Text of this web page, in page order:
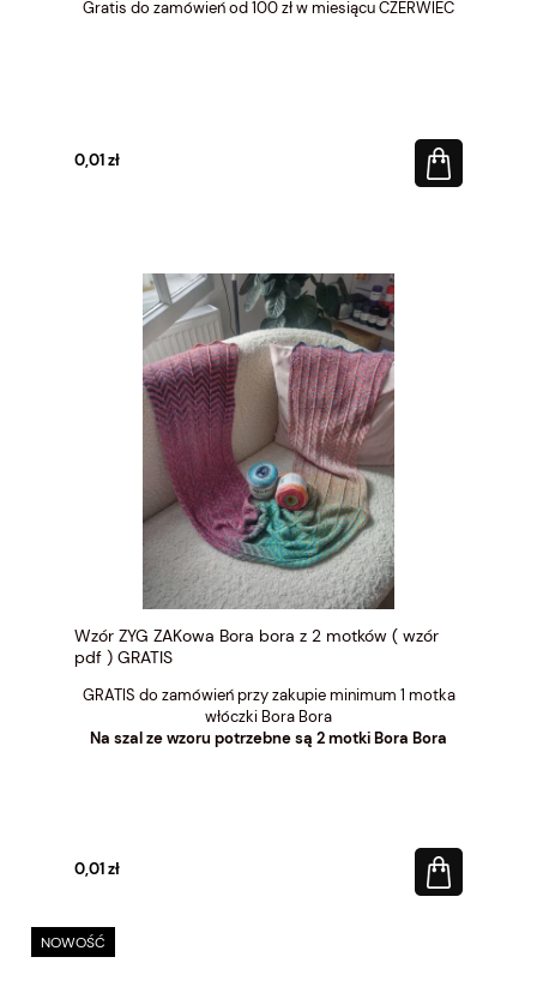
Gratis do zamówień od 100 zł w miesiącu CZERWIEC
0,01 zł
Wzór ZYG ZAKowa Bora bora z 2 motków ( wzór
pdf ) GRATIS
GRATIS do zamówień przy zakupie minimum 1 motka
włóczki Bora Bora
Na szal ze wzoru potrzebne są 2 motki Bora Bora
0,01 zł
NOWOŚĆ